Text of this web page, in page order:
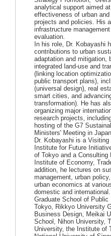
analytical support aimed
effectiveness of urban
projects and policies. His
infrastructure
evaluation.
In his role, Dr. Kobayashi
contributions to urban
adaptation and mitigation,
integrated land-use and
(linking location
public transport plans),
(universal design), real
smart cities, and
transformation). He has
organizing major
research projects,
hosting of the G7
Ministers' Meeting in
Dr. Kobayashi is a
Institute for Future
of Tokyo and a Consulting
Institute of Economy,
addition, he lectures on
management, urban
urban economics at
domestic and
Graduate School of
Tokyo, Rikkyo University
Business Design, Meikai
School, Nihon University,
University, the Institute of